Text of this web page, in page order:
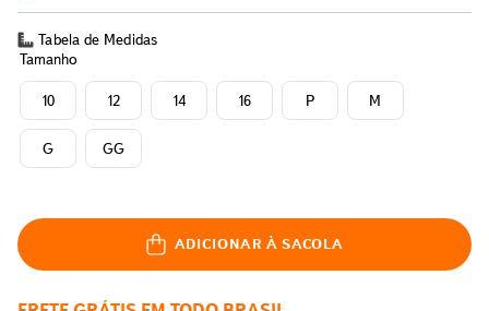
Tabela de Medidas
Tamanho
16 P
G
M
GG
14
12
10
ADICIONAR À SACOLA